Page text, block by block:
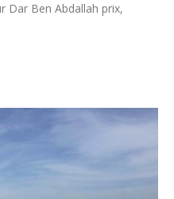
Dar Ben Abdallah prix,